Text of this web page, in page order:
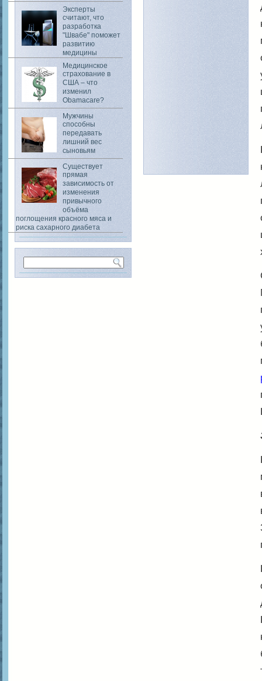
Эксперты
считают, что
разработка
"Швабе" поможет
развитию
медицины
Медицинское
страхование в
США – что
изменил
Obamacare?
Мужчины
способны
передавать
лишний вес
сыновьям
Существует
прямая
зависимость от
изменения
привычного
объёма
поглощения красного мяса и
риска сахарного диабета